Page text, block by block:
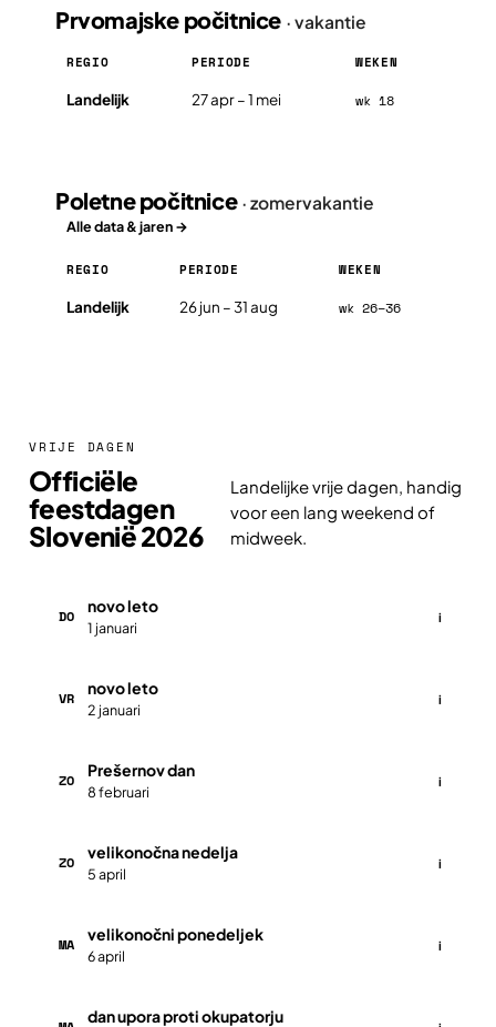
Prvomajske počitnice · vakantie
Prvomajske počitnice in Slovenië 2026, per regio
REGIO PERIODE WEKEN
Landelijk 27 apr – 1 mei wk 18
Poletne počitnice · zomervakantie
Alle data & jaren →
Poletne počitnice in Slovenië 2026, per regio
REGIO PERIODE WEKEN
Landelijk 26 jun – 31 aug wk 26–36
VRIJE DAGEN
Officiële
feestdagen
Slovenië 2026
Landelijke vrije dagen, handig
voor een lang weekend of
midweek.
DO
novo leto
1 januari
i
VR
novo leto
2 januari
i
ZO
Prešernov dan
8 februari
i
ZO
velikonočna nedelja
5 april
i
MA
velikonočni ponedeljek
6 april
i
dan upora proti okupatorju